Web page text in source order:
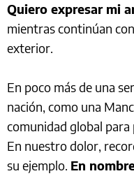
Quiero expresar mi
mientras continúan
exterior.
En poco más de una
nación, como una
comunidad global para
En nuestro dolor,
su ejemplo. En